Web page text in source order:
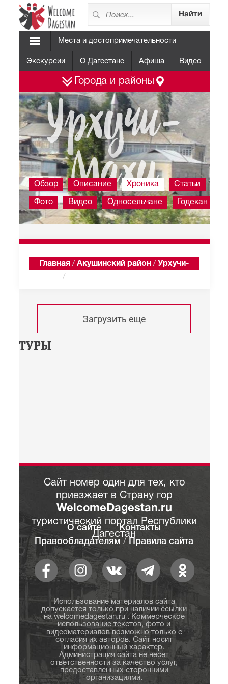
Места и достопримечательности
Экскурсии О Дагестане Афиша Видео
Города и районы
Урхучи-
Махи
Обзор Описание Хроника Статьи
Фото Видео Односельчане Годекан
Главная / Акушинский район / Урхучи-
/
Загрузить еще
ТУРЫ
Сайт номер один для тех, кто
приезжает в Страну гор
WelcomeDagestan.ru
туристический портал Республики
Дагестан
О сайте
Контакты
Правообладателям / Правила сайта
Использование материалов сайта
допускается только при наличии ссылки
на welcomedagestan.ru . Коммерческое
использование текстов, фото и
видеоматериалов возможно только с
согласия их авторов. Сайт носит
информационный характер.
Администрация сайта не несет
ответственности за качество услуг,
предоставленных сторонними
организациями.